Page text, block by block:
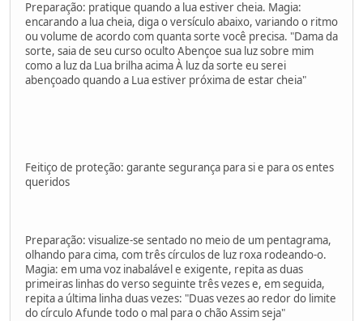
Preparação: pratique quando a lua estiver cheia. Magia:
encarando a lua cheia, diga o versículo abaixo, variando o ritmo
ou volume de acordo com quanta sorte você precisa. "Dama da
sorte, saia de seu curso oculto Abençoe sua luz sobre mim
como a luz da Lua brilha acima À luz da sorte eu serei
abençoado quando a Lua estiver próxima de estar cheia"
Feitiço de proteção: garante segurança para si e para os entes
queridos
Preparação: visualize-se sentado no meio de um pentagrama,
olhando para cima, com três círculos de luz roxa rodeando-o.
Magia: em uma voz inabalável e exigente, repita as duas
primeiras linhas do verso seguinte três vezes e, em seguida,
repita a última linha duas vezes: "Duas vezes ao redor do limite
do círculo Afunde todo o mal para o chão Assim seja"